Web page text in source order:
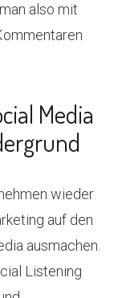
also mit
Media
wieder
auf den
ausmachen.
Listening